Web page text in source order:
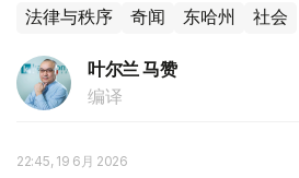
法律与秩序 奇闻 东哈州 社会
叶尔兰 马赞
编译
22:45, 19 6月 2026